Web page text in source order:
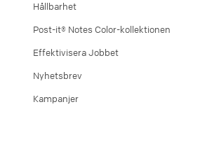
Hållbarhet
Post-it® Notes Color-kollektionen
Effektivisera Jobbet
Nyhetsbrev
Kampanjer